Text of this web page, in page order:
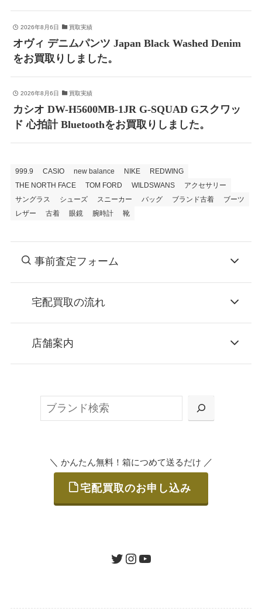
2026年8月6日 買取実績
オヴィ デニムパンツ Japan Black Washed Denim
をお買取りしました。
2026年8月6日 買取実績
カシオ DW-H5600MB-1JR G-SQUAD Gスクワッ
ド 心拍計 Bluetoothをお買取りしました。
999.9 CASIO new balance NIKE
REDWING
THE NORTH FACE
TOM FORD WILDSWANS
アクセサリー
サングラス
シューズ スニーカー バッグ ブランド古着
ブーツ
レザー
古着 眼鏡 腕時計 靴
事前査定フォーム
宅配買取の流れ
お申込み
または梱包材不要の「集荷申込」からお選び
ご発送
店舗案内
＼ かんたん無料！箱につめて送るだけ ／
宅配買取のお申し込み
ツイッターインスタグラムユーチューブ